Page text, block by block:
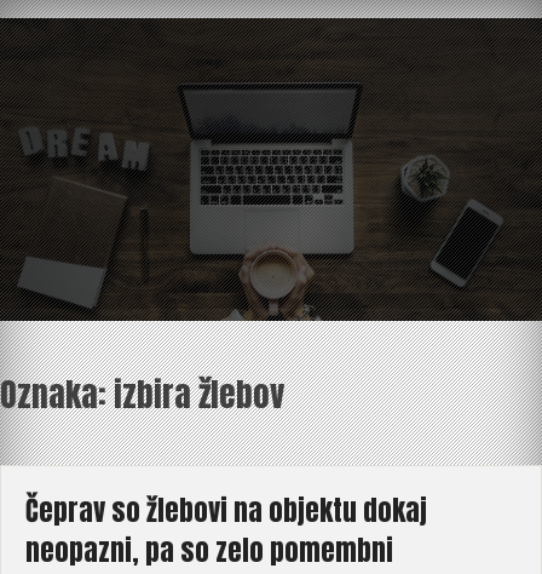
Skip
to
content
Oznaka:izbira žlebov
Čeprav so žlebovi na objektu dokaj
neopazni, pa so zelo pomembni